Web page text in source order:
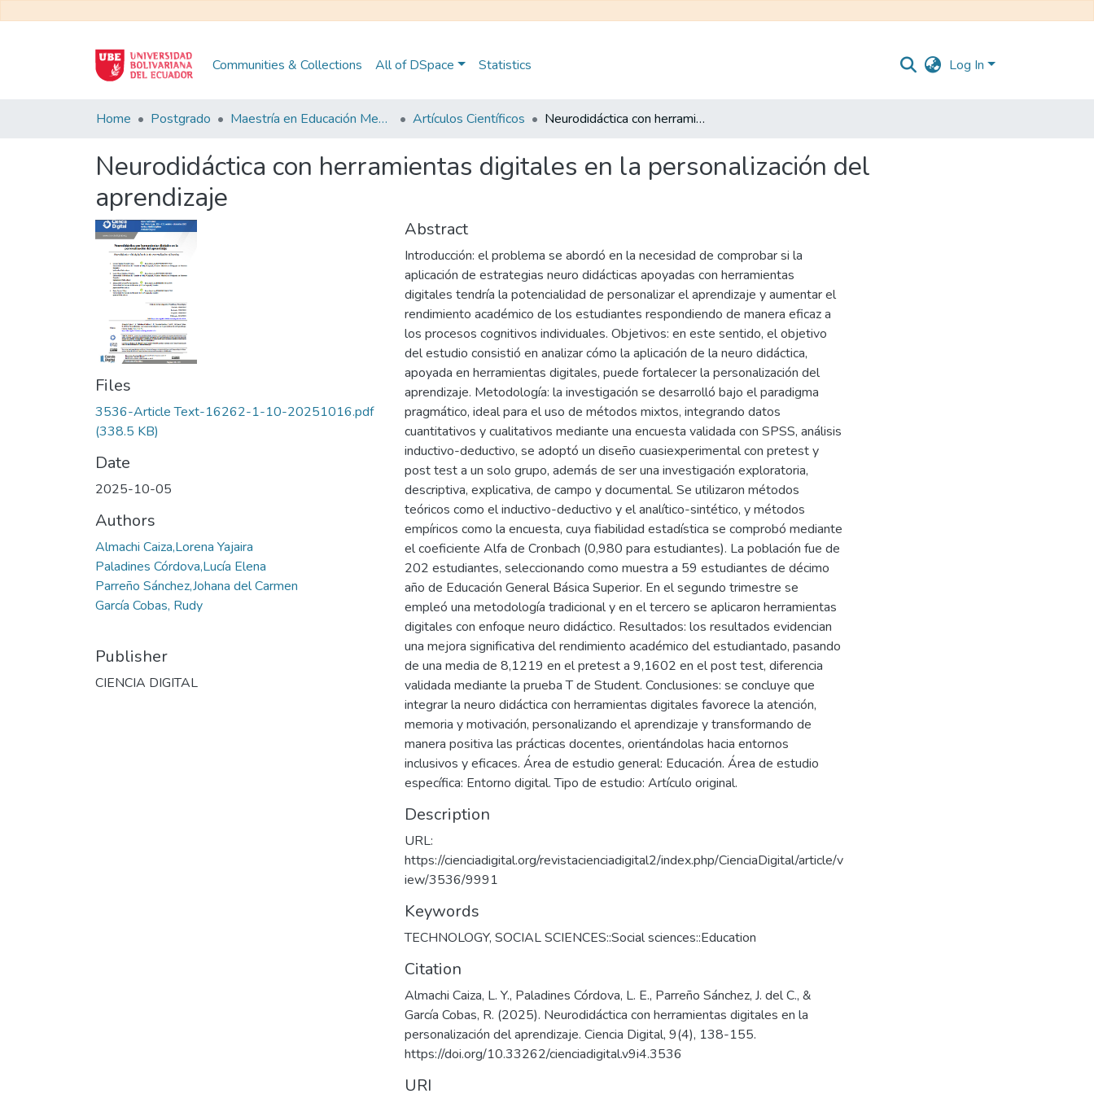
Communities & Collections All of DSpace Statistics Log In
Home Postgrado Maestría en Educación Mención en Pedagogía en Entornos Digitales Artículos Científicos Neurodidáctica con herramientas digitales en la personalización del aprendizaje
Neurodidáctica con herramientas digitales en la personalización del
aprendizaje
Files
3536-Article Text-16262-1-10-20251016.pdf
(338.5 KB)
Date
2025-10-05
Authors
Almachi Caiza,Lorena Yajaira
Paladines Córdova,Lucía Elena
Parreño Sánchez,Johana del Carmen
García Cobas, Rudy
Publisher
CIENCIA DIGITAL
Abstract
Introducción: el problema se abordó en la necesidad de comprobar si la
aplicación de estrategias neuro didácticas apoyadas con herramientas
digitales tendría la potencialidad de personalizar el aprendizaje y aumentar el
rendimiento académico de los estudiantes respondiendo de manera eficaz a
los procesos cognitivos individuales. Objetivos: en este sentido, el objetivo
del estudio consistió en analizar cómo la aplicación de la neuro didáctica,
apoyada en herramientas digitales, puede fortalecer la personalización del
aprendizaje. Metodología: la investigación se desarrolló bajo el paradigma
pragmático, ideal para el uso de métodos mixtos, integrando datos
cuantitativos y cualitativos mediante una encuesta validada con SPSS, análisis
inductivo-deductivo, se adoptó un diseño cuasiexperimental con pretest y
post test a un solo grupo, además de ser una investigación exploratoria,
descriptiva, explicativa, de campo y documental. Se utilizaron métodos
teóricos como el inductivo-deductivo y el analítico-sintético, y métodos
empíricos como la encuesta, cuya fiabilidad estadística se comprobó mediante
el coeficiente Alfa de Cronbach (0,980 para estudiantes). La población fue de
202 estudiantes, seleccionando como muestra a 59 estudiantes de décimo
año de Educación General Básica Superior. En el segundo trimestre se
empleó una metodología tradicional y en el tercero se aplicaron herramientas
digitales con enfoque neuro didáctico. Resultados: los resultados evidencian
una mejora significativa del rendimiento académico del estudiantado, pasando
de una media de 8,1219 en el pretest a 9,1602 en el post test, diferencia
validada mediante la prueba T de Student. Conclusiones: se concluye que
integrar la neuro didáctica con herramientas digitales favorece la atención,
memoria y motivación, personalizando el aprendizaje y transformando de
manera positiva las prácticas docentes, orientándolas hacia entornos
inclusivos y eficaces. Área de estudio general: Educación. Área de estudio
específica: Entorno digital. Tipo de estudio: Artículo original.
Description
URL:
https://cienciadigital.org/revistacienciadigital2/index.php/CienciaDigital/article/v
iew/3536/9991
Keywords
TECHNOLOGY, SOCIAL SCIENCES::Social sciences::Education
Citation
Almachi Caiza, L. Y., Paladines Córdova, L. E., Parreño Sánchez, J. del C., &
García Cobas, R. (2025). Neurodidáctica con herramientas digitales en la
personalización del aprendizaje. Ciencia Digital, 9(4), 138-155.
https://doi.org/10.33262/cienciadigital.v9i4.3536
URI